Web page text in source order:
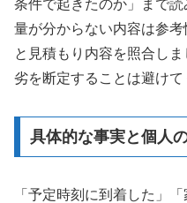
条件で起きたのか」まで
量が分からない内容は参
と見積もり内容を照合し
劣を断定することは避けて
具体的な事実と個人
「予定時刻に到着した」